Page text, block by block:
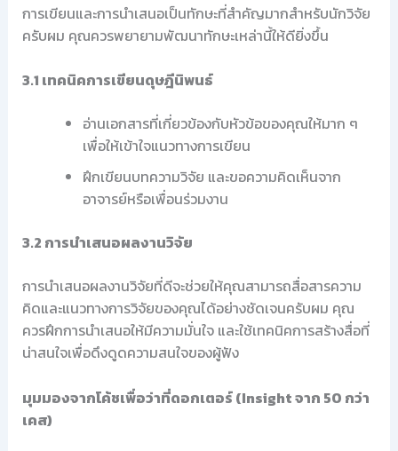
การเขียนและการนำเสนอเป็นทักษะที่สำคัญมากสำหรับนักวิจัย
ครับผม คุณควรพยายามพัฒนาทักษะเหล่านี้ให้ดียิ่งขึ้น
3.1 เทคนิคการเขียนดุษฎีนิพนธ์
อ่านเอกสารที่เกี่ยวข้องกับหัวข้อของคุณให้มาก ๆ
เพื่อให้เข้าใจแนวทางการเขียน
ฝึกเขียนบทความวิจัย และขอความคิดเห็นจาก
อาจารย์หรือเพื่อนร่วมงาน
3.2 การนำเสนอผลงานวิจัย
การนำเสนอผลงานวิจัยที่ดีจะช่วยให้คุณสามารถสื่อสารความ
คิดและแนวทางการวิจัยของคุณได้อย่างชัดเจนครับผม คุณ
ควรฝึกการนำเสนอให้มีความมั่นใจ และใช้เทคนิคการสร้างสื่อที่
น่าสนใจเพื่อดึงดูดความสนใจของผู้ฟัง
มุมมองจากโค้ชเพื่อว่าที่ดอกเตอร์ (Insight จาก 50 กว่า
เคส)